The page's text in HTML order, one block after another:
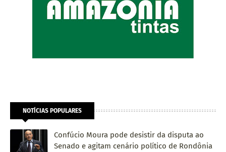
NOTÍCIAS POPULARES
Confúcio Moura pode desistir da disputa ao
Senado e agitam cenário político de Rondônia